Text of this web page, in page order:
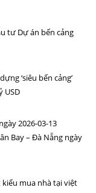
tư Dự án bến cảng
‘siêu bến cảng’
USD
Làng Vân ngày